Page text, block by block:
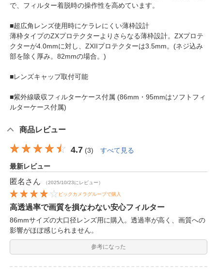
で、フィルター着脱時の操作性を高めています。
■超広角レンズ使用時にケラレにくい薄枠設計
薄枠タイプのZXプロテクターよりさらなる薄枠設計。ZXプロテ
クターが4.0mmに対し、ZXIIプロテクターは3.5mm。(ネジ込み
部を除く厚み。82mmの場合。)
■レンズキャップ取付可能
■紫外線吸収フィルターケース付属 (86mm・95mmはソフトフィ
ルターケース付属)
商品レビュー
4.7 (3) すべて見る
最新レビュー
匿名 さん （2025/10/23にレビュー）
ビックカメラグループで購入
高透過率で画質を損なわない安心フィルター
86mmサイズの大口径レンズ用に購入。透過率が高く、画質への
影響がほぼ感じられません。
参考になった